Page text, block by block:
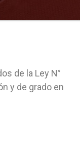
de la Ley N°
y de grado en